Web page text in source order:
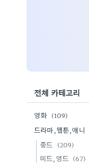
전체 카테고리
영화 (109)
드라마,웹툰,애니
중드 (209)
미드,영드 (67)